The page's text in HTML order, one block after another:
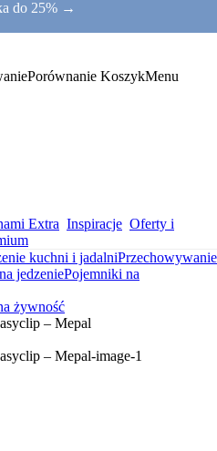
do 25% →
Porównanie KoszykMenu
Extra Inspiracje Oferty i
kuchni i jadalniPrzechowywanie
jedzeniePojemniki na
żywność